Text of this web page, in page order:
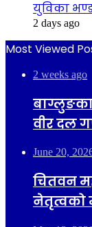
युविका
2 days ago
Most Viewed
2 weeks ago
वीर दल
June 20,
चितवन
नेतृत्वको